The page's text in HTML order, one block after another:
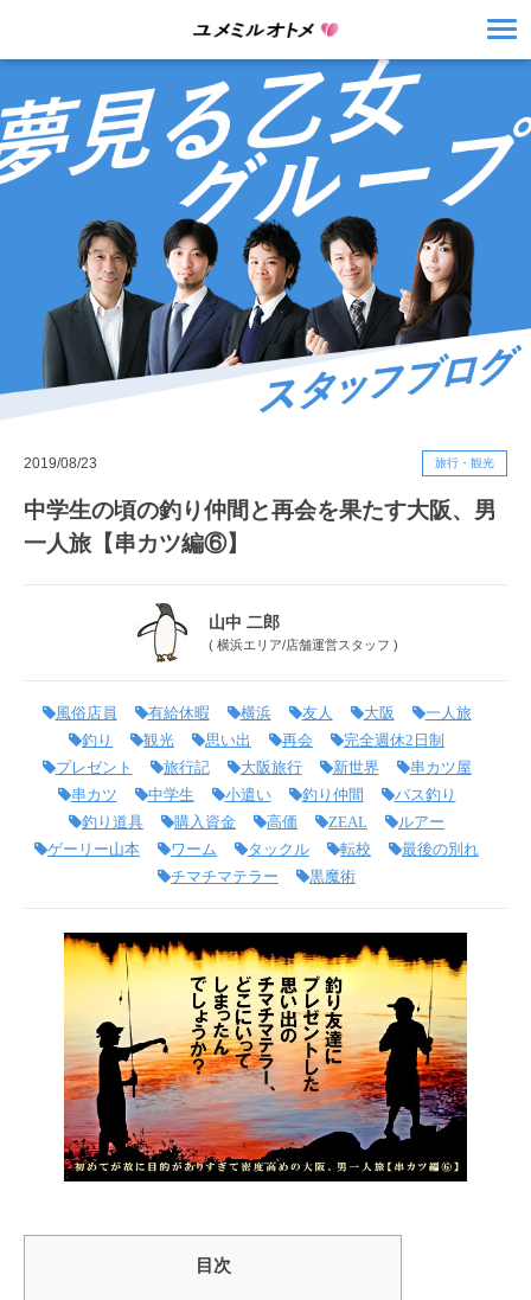
2019/08/23 旅行・観光
中学生の頃の釣り仲間と再会を果たす大阪、男
一人旅【串カツ編⑥】
山中 二郎
( 横浜エリア/店舗運営スタッフ )
風俗店員 有給休暇 横浜 友人 大阪
一人旅
釣り
観光 思い出 再会
完全週休2日制
プレゼント
旅行記 大阪旅行 新世界
串カツ屋
串カツ
中学生 小遣い 釣り仲間
バス釣り
釣り道具
購入資金 高価 ZEAL
ルアー
ゲーリー山本
ワーム タックル 転校
最後の別れ
チマチマテラー
黒魔術
目次